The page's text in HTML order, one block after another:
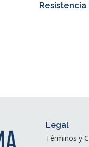
Legal
Términos y